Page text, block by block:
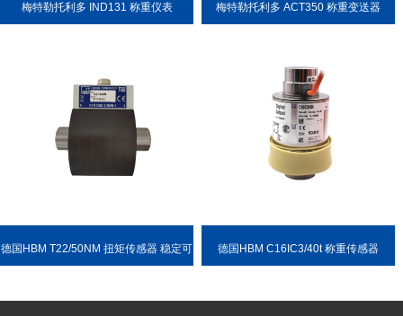
梅特勒托利多 IND131 称重仪表 梅特勒托利多 ACT350 称重变送器
德国HBM T22/50NM 扭矩传感器 稳定可 德国HBM C16IC3/40t 称重传感器